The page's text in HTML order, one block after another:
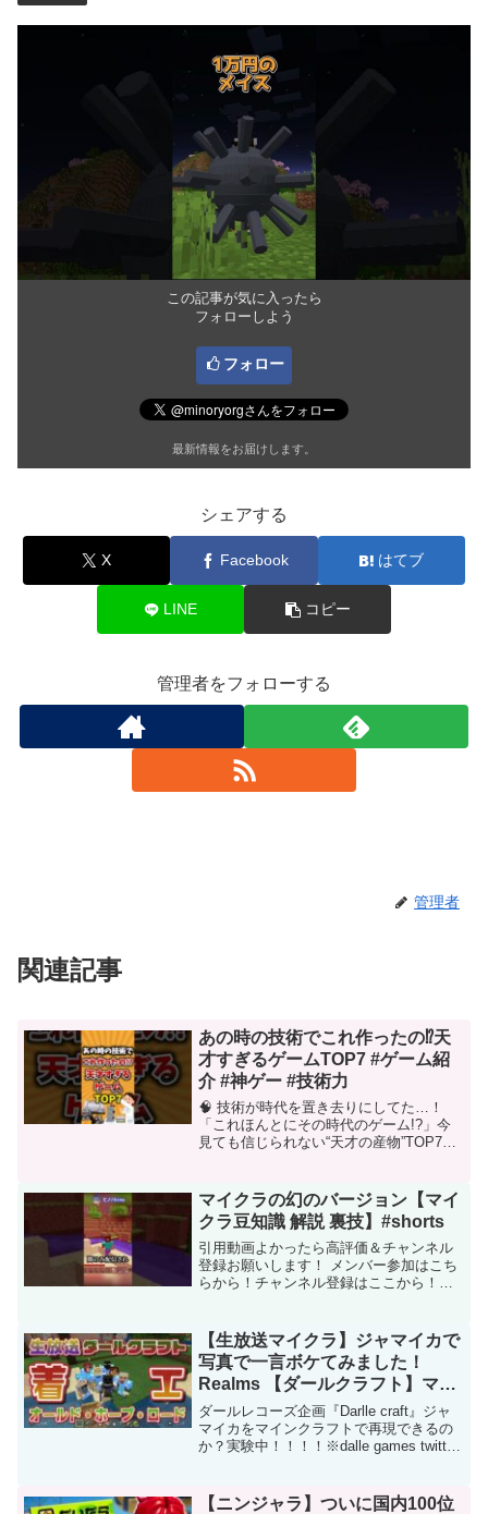
この記事が気に入ったら
フォローしよう
フォロー
最新情報をお届けします。
シェアする
X Facebook はてブ
LINE コピー
管理者をフォローする
管理者
関連記事
あの時の技術でこれ作ったの⁉︎天
才すぎるゲームTOP7 #ゲーム紹
介 #神ゲー #技術力
🧠 技術が時代を置き去りにしてた…！
「これほんとにその時代のゲーム!?」今
見ても信じられない“天才の産物”TOP7🎮
スティック＋自由移動の衝撃→ 初代でこ
の...
マイクラの幻のバージョン【マイ
クラ豆知識 解説 裏技】#shorts
引用動画よかったら高評価＆チャンネル
登録お願いします！ メンバー参加はこち
らから！チャンネル登録はここから！
画について URL 動画ID ...
【生放送マイクラ】ジャマイカで
写真で一言ボケてみました！
Realms 【ダールクラフト】マイ
ンクラフト実況
ダールレコーズ企画『Darlle craft』ジャ
マイカをマインクラフトで再現できるの
か？実験中！！！！※dalle games twitter
ックビ...
【ニンジャラ】ついに国内100位